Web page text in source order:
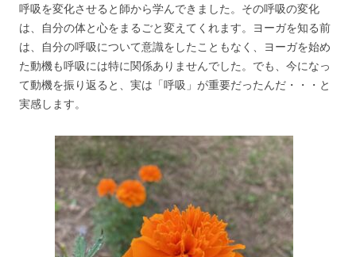
呼吸を変化させると師から学んできました。その呼吸の変化
は、自分の体と心をまるごと変えてくれます。ヨーガを知る前
は、自分の呼吸について意識をしたこともなく、ヨーガを始め
た動機も呼吸には特に関係ありませんでした。でも、今になっ
て動機を振り返ると、実は「呼吸」が重要だったんだ・・・と
実感します。